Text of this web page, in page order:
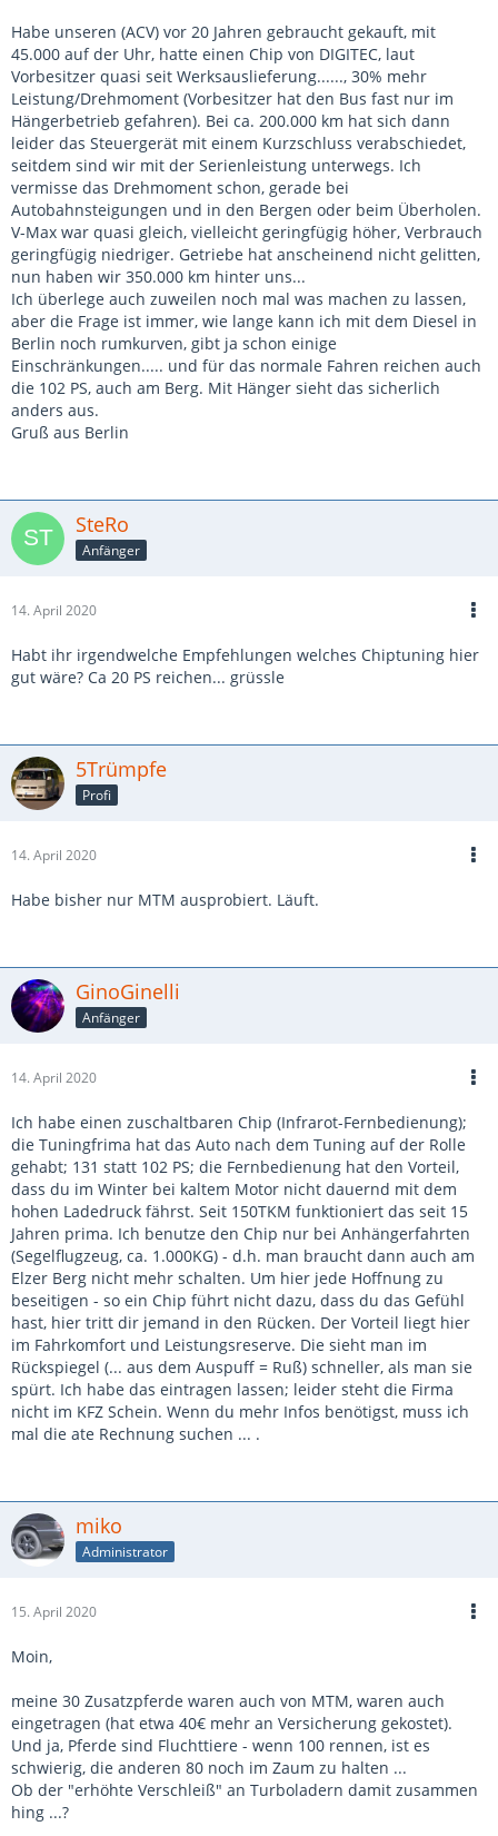
Habe unseren (ACV) vor 20 Jahren gebraucht gekauft, mit
45.000 auf der Uhr, hatte einen Chip von DIGITEC, laut
Vorbesitzer quasi seit Werksauslieferung......, 30% mehr
Leistung/Drehmoment (Vorbesitzer hat den Bus fast nur im
Hängerbetrieb gefahren). Bei ca. 200.000 km hat sich dann
leider das Steuergerät mit einem Kurzschluss verabschiedet,
seitdem sind wir mit der Serienleistung unterwegs. Ich
vermisse das Drehmoment schon, gerade bei
Autobahnsteigungen und in den Bergen oder beim Überholen.
V-Max war quasi gleich, vielleicht geringfügig höher, Verbrauch
geringfügig niedriger. Getriebe hat anscheinend nicht gelitten,
nun haben wir 350.000 km hinter uns...
Ich überlege auch zuweilen noch mal was machen zu lassen,
aber die Frage ist immer, wie lange kann ich mit dem Diesel in
Berlin noch rumkurven, gibt ja schon einige
Einschränkungen..... und für das normale Fahren reichen auch
die 102 PS, auch am Berg. Mit Hänger sieht das sicherlich
anders aus.
Gruß aus Berlin
SteRo
Anfänger
14. April 2020
Habt ihr irgendwelche Empfehlungen welches Chiptuning hier
gut wäre? Ca 20 PS reichen... grüssle
5Trümpfe
Profi
14. April 2020
Habe bisher nur MTM ausprobiert. Läuft.
GinoGinelli
Anfänger
14. April 2020
Ich habe einen zuschaltbaren Chip (Infrarot-Fernbedienung);
die Tuningfrima hat das Auto nach dem Tuning auf der Rolle
gehabt; 131 statt 102 PS; die Fernbedienung hat den Vorteil,
dass du im Winter bei kaltem Motor nicht dauernd mit dem
hohen Ladedruck fährst. Seit 150TKM funktioniert das seit 15
Jahren prima. Ich benutze den Chip nur bei Anhängerfahrten
(Segelflugzeug, ca. 1.000KG) - d.h. man braucht dann auch am
Elzer Berg nicht mehr schalten. Um hier jede Hoffnung zu
beseitigen - so ein Chip führt nicht dazu, dass du das Gefühl
hast, hier tritt dir jemand in den Rücken. Der Vorteil liegt hier
im Fahrkomfort und Leistungsreserve. Die sieht man im
Rückspiegel (... aus dem Auspuff = Ruß) schneller, als man sie
spürt. Ich habe das eintragen lassen; leider steht die Firma
nicht im KFZ Schein. Wenn du mehr Infos benötigst, muss ich
mal die ate Rechnung suchen ... .
miko
Administrator
15. April 2020
Moin,
meine 30 Zusatzpferde waren auch von MTM, waren auch
eingetragen (hat etwa 40€ mehr an Versicherung gekostet).
Und ja, Pferde sind Fluchttiere - wenn 100 rennen, ist es
schwierig, die anderen 80 noch im Zaum zu halten ...
Ob der "erhöhte Verschleiß" an Turboladern damit zusammen
hing ...?